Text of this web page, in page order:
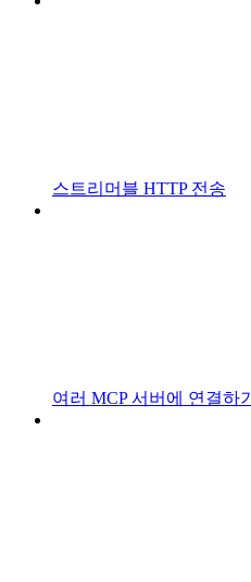
스트리머블 HTTP 전송
여러 MCP 서버에 연결하기